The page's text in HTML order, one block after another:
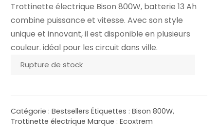
Trottinette électrique Bison 800W, batterie 13 Ah
combine puissance et vitesse. Avec son style
unique et innovant, il est disponible en plusieurs
couleur. idéal pour les circuit dans ville.
Rupture de stock
Catégorie :Bestsellers Étiquettes :Bison 800W,
Trottinette électrique Marque :Ecoxtrem